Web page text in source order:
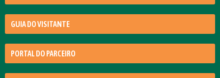
GUIA DO VISITANTE
PORTAL DO PARCEIRO